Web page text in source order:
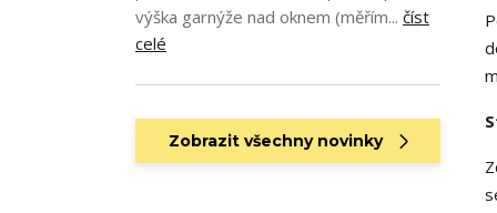
výška garnýže nad oknem (měřím... číst
celé
Zobrazit všechny novinky